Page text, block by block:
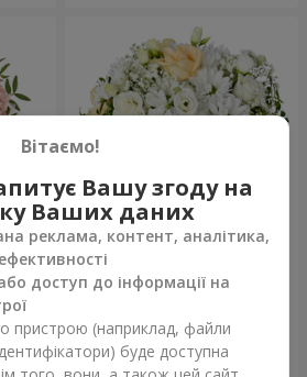
Квіти у коробці "Білий шовк"
Замовити
Вітаємо!
Вашу згоду на
Ваших даних
реклама, контент, аналітика,
доступ до інформації на
пристрою (наприклад, файли
буде доступна